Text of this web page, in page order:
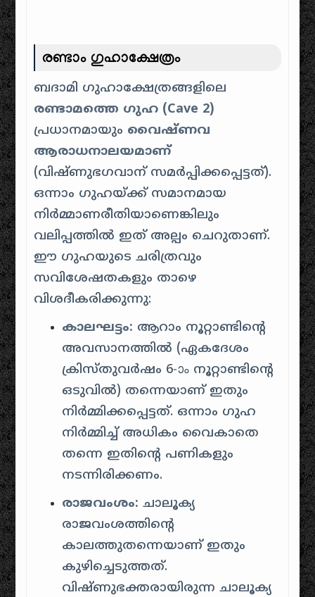
രണ്ടാം ഗുഹാക്ഷേത്രം
ബദാമി ഗുഹാക്ഷേത്രങ്ങളിലെ
രണ്ടാമത്തെ ഗുഹ (Cave 2)
പ്രധാനമായും വൈഷ്ണവ
ആരാധനാലയമാണ്
(വിഷ്ണുഭഗവാന് സമർപ്പിക്കപ്പെട്ടത്).
ഒന്നാം ഗുഹയ്ക്ക് സമാനമായ
നിർമ്മാണരീതിയാണെങ്കിലും
വലിപ്പത്തിൽ ഇത് അല്പം ചെറുതാണ്.
ഈ ഗുഹയുടെ ചരിത്രവും
സവിശേഷതകളും താഴെ
വിശദീകരിക്കുന്നു:
കാലഘട്ടം: ആറാം നൂറ്റാണ്ടിന്റെ
അവസാനത്തിൽ (ഏകദേശം
ക്രിസ്തുവർഷം 6-ാം നൂറ്റാണ്ടിന്റെ
ഒടുവിൽ) തന്നെയാണ് ഇതും
നിർമ്മിക്കപ്പെട്ടത്. ഒന്നാം ഗുഹ
നിർമ്മിച്ച് അധികം വൈകാതെ
തന്നെ ഇതിന്റെ പണികളും
നടന്നിരിക്കണം.
രാജവംശം: ചാലൂക്യ
രാജവംശത്തിന്റെ
കാലത്തുതന്നെയാണ് ഇതും
കുഴിച്ചെടുത്തത്.
വിഷ്ണുഭക്തരായിരുന്ന ചാലൂക്യ